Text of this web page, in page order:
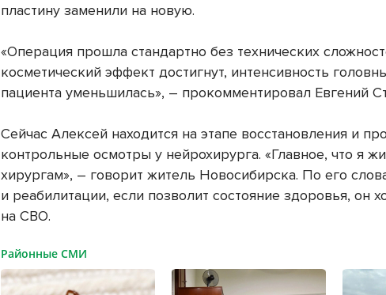
пластину заменили на новую.
«Операция прошла стандартно без технических
косметический эффект достигнут, интенсивность
пациента уменьшилась», – прокомментировал Евгений
Сейчас Алексей находится на этапе восстановления и
контрольные осмотры у нейрохирурга. «Главное, что я
хирургам», – говорит житель Новосибирска. По его
и реабилитации, если позволит состояние здоровья, он
на СВО.
Районные СМИ